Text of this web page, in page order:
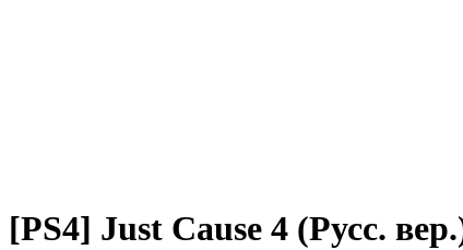
[PS4] Just Cause 4 (Русс.